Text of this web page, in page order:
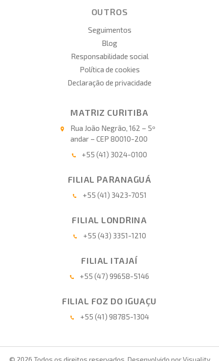
OUTROS
Seguimentos
Blog
Responsabilidade social
Política de cookies
Declaração de privacidade
MATRIZ CURITIBA
Rua João Negrão, 162 – 5º
andar – CEP 80010-200
+55 (41) 3024-0100
FILIAL PARANAGUÁ
+55 (41) 3423-7051
FILIAL LONDRINA
+55 (43) 3351-1210
FILIAL ITAJAÍ
+55 (47) 99658-5146
FILIAL FOZ DO IGUAÇU
+55 (41) 98785-1304